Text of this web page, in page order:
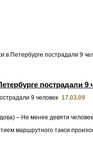
в Петербурге пострадали 9
пострадали 9
17.03.09
– Не менее девяти
маршрутного такси